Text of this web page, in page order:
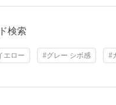
納可
て収納可
エ（通勤・通学・お出か
しです。
検索
エロー #グレー シボ感 #